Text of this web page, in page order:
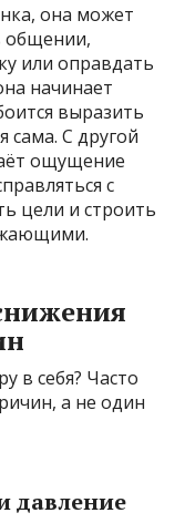
она может
общении,
или оправдать
начинает
выразить
сама. С другой
ощущение
с
цели и строить
в себя? Часто
а не один
давление